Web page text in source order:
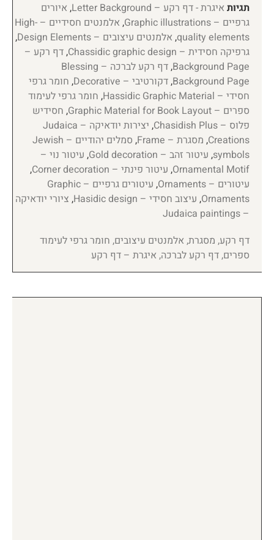
תגיות איגרת - דף רקע – Letter Background , איורים
גרפיים – Graphic illustrations
,
אלמנטים חסידיים – High-
quality elements
, אלמנטים עיצובים – Design Elements
,
גרפיקה חסידית – Chassidic graphic design
,דף רקע –
Background Page
,
דף רקע לברכה – Blessing
Background Page
,דקורטיבי – Decorative , חומר גרפי
חסידי – Hassidic Graphic Material
, חומר גרפי לעימוד
ספרים – Graphic Material for Book Layout
, חסידיש
פלוס – Chasidish Plus
,
יצירות יודאיקה – Judaica
Creations
, מסגרת – Frame ,
סמלים יהודיים – Jewish
symbols
, עיטור זהב – Gold decoration , עיטור נוי –
Ornamental Motif
, עיטור פינתי – Corner decoration
,
עיטורים – Ornaments
,
עיטורים גרפיים – Graphic
Ornaments
, עיצוב חסידי – Hasidic design , ציורי יודאיקה
– Judaica paintings
דף רקע, מסגרת, אלמנטים עיצובים, חומר גרפי לעימוד
ספרים, דף רקע לברכה, איגרת – דף רקע